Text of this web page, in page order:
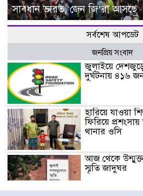
সাবধান ভারত, জেন জি’রা আসছে
সর্বশেষ আপডেট
জনপ্রিয় সংবাদ
জুলাইয়ে
দুর্ঘটনায় ৪১৬
হারিয়ে যাওয়া
ফিরিয়ে
থানার ওসি
আজ থেকে
স্মৃতি জাদুঘর